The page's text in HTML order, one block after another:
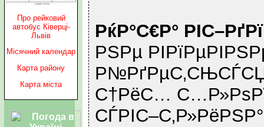
Про рейковий
автобус Ківерці-
Львів
Місячний календар
Карта району
Карта міста
РќР°С€Р°
РЅРµ
Р№РґРµС‚СЊСЃСЏ
С†РёС…